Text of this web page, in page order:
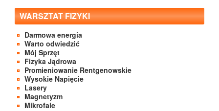
WARSZTAT FIZYKI
Darmowa energia
Warto odwiedzić
Mój Sprzęt
Fizyka Jądrowa
Promieniowanie Rentgenowskie
Wysokie Napięcie
Lasery
Magnetyzm
Mikrofale